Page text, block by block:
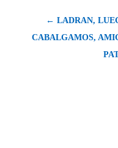
← LADRAN,
CABALGAMOS,